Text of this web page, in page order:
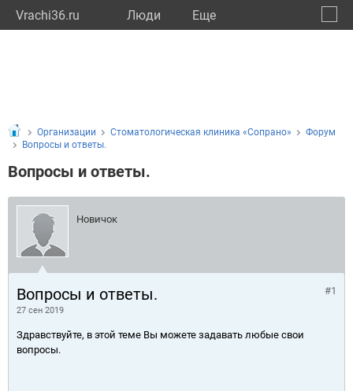
Vrachi36.ru Люди Eще
Организации Стоматологическая клиника «Сопрано»
Форум
Вопросы и ответы.
Вопросы и ответы.
Новичок
Вопросы и ответы.
27 сен 2019
#1
Здравствуйте, в этой теме Вы можете задавать любые свои
вопросы.